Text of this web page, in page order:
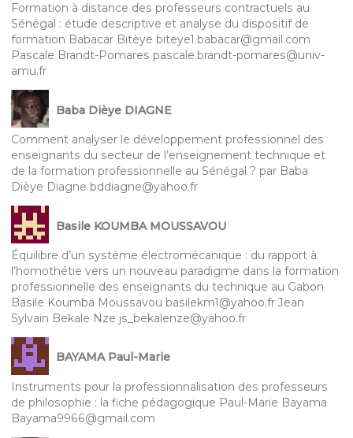
Formation à distance des professeurs contractuels au
Sénégal : étude descriptive et analyse du dispositif de
formation Babacar Bitèye biteye1.babacar@gmail.com
Pascale Brandt-Pomares pascale.brandt-pomares@univ-
amu.fr
Baba Dièye DIAGNE
Comment analyser le développement professionnel des
enseignants du secteur de l’enseignement technique et
de la formation professionnelle au Sénégal ? par Baba
Dièye Diagne bddiagne@yahoo.fr
Basile KOUMBA MOUSSAVOU
Équilibre d’un système électromécanique : du rapport à
l’homothétie vers un nouveau paradigme dans la formation
professionnelle des enseignants du technique au Gabon
Basile Koumba Moussavou basilekm1@yahoo.fr Jean
Sylvain Bekale Nze js_bekalenze@yahoo.fr
BAYAMA Paul-Marie
Instruments pour la professionnalisation des professeurs
de philosophie : la fiche pédagogique Paul-Marie Bayama
Bayama9966@gmail.com